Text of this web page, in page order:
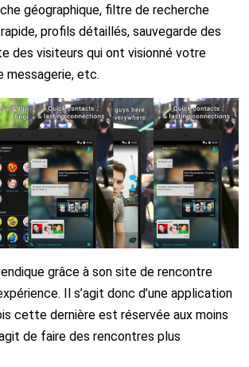
géographique, filtre de recherche
profils détaillés, sauvegarde des
des visiteurs qui ont visionné votre
messagerie, etc.
grâce à son site de rencontre
Il s’agit donc d’une application
cette dernière est réservée aux moins
de faire des rencontres plus